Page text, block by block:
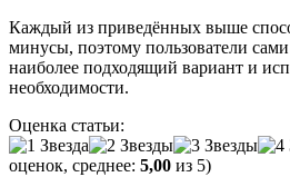
Каждый из приведённых выше
минусы, поэтому пользователи
наиболее подходящий вариант и
необходимости.
Оценка статьи:
оценок, среднее: 5,00 из 5)